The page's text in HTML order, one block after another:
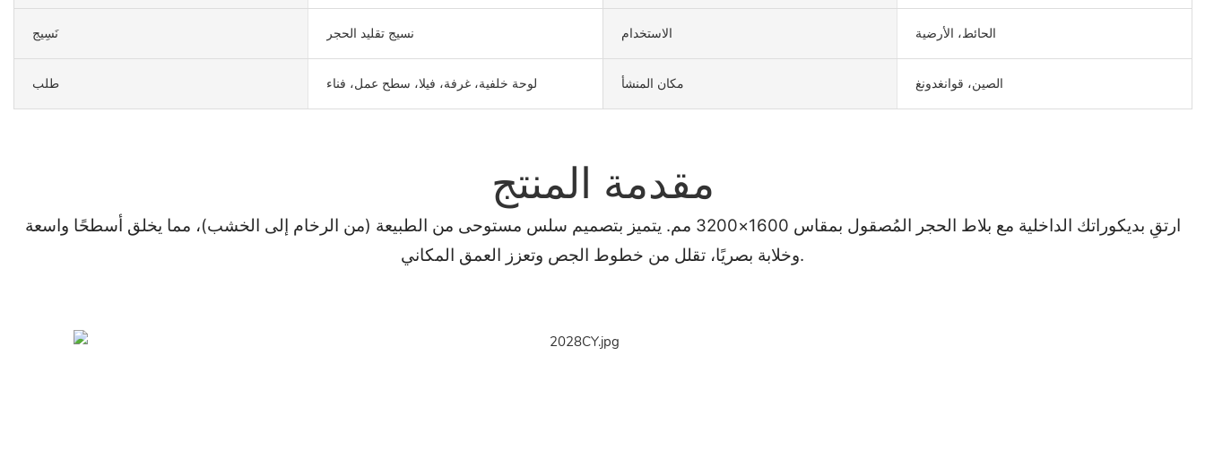
نَسِيج نسيج تقليد الحجر الاستخدام الحائط، الأرضية
طلب لوحة خلفية، غرفة، فيلا، سطح عمل، فناء مكان المنشأ الصين، قوانغدونغ
مقدمة المنتج
ارتقِ بديكوراتك الداخلية مع بلاط الحجر المُصقول بمقاس 1600×3200 مم. يتميز بتصميم سلس مستوحى من الطبيعة (من الرخام إلى الخشب)، مما يخلق أسطحًا واسعة
وخلابة بصريًا، تقلل من خطوط الجص وتعزز العمق المكاني.